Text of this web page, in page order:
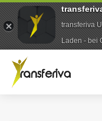
transferiva
Laden - bei